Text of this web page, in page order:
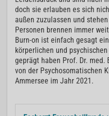
doch sie erlauben es sich
außen zuzulassen und
Personen brennen immer
Burn-on ist einfach gesagt ein
körperlichen und
geprägt haben Prof. Dr.
von der Psychosomatischen
Ammersee im Jahr 2021.